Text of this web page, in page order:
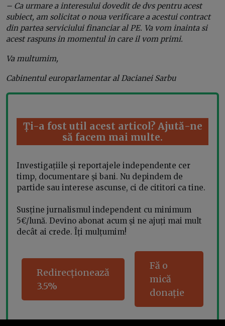
– Ca urmare a interesului dovedit de dvs pentru acest
subiect, am solicitat o noua verificare a acestui contract
din partea serviciului financiar al PE. Va vom inainta si
acest raspuns in momentul in care il vom primi.
Va multumim,
Cabinentul europarlamentar al Dacianei Sarbu
Ți-a fost util acest articol? Ajută-ne
să facem mai multe.
Investigațiile și reportajele independente cer
timp, documentare și bani. Nu depindem de
partide sau interese ascunse, ci de cititori ca tine.
Susține jurnalismul independent cu minimum
5€/lună. Devino abonat acum și ne ajuți mai mult
decât ai crede. Îți mulțumim!
Redirecționează
3.5%
Fă o
mică
donație